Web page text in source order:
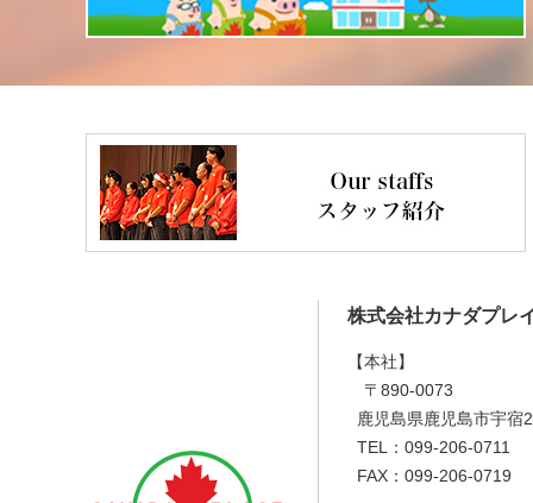
株式会社カナダプレ
【本社】
〒890-0073
鹿児島県鹿児島市宇宿
TEL：099-206-0711
FAX：099-206-0719